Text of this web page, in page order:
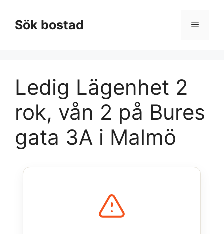
innehållSök bostad Meny
Ledig Lägenhet 2
rok, vån 2 på Bures
gata 3A i Malmö